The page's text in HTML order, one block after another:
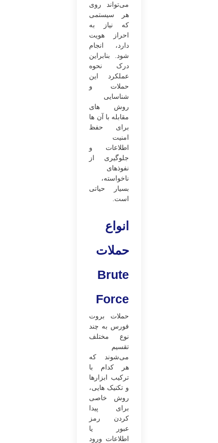
می‌تواند روی
هر سیستمی
که نیاز به
احراز هویت
دارد، انجام
شود. بنابراین
درک نحوه
عملکرد این
حملات و
شناسایی
روش های
مقابله با آن ها
برای حفظ
امنیت
اطلاعات و
جلوگیری از
نفوذهای
ناخواسته،
بسیار حیاتی
است.
انواع
حملات
Brute
Force
حملات بروت
فورس به چند
نوع مختلف
تقسیم
می‌شوند که
هر کدام با
ترکیب ابزارها
و تکنیک هایی،
روش خاصی
برای پیدا
کردن رمز
عبور یا
اطلاعات ورود